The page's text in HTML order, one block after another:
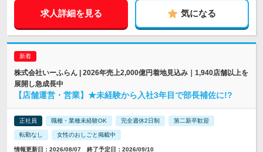
求人詳細を見る 気になる
株式会社いーふらん | 2026年売上2,000億円着地見込み｜1,940店舗以上を
展開し急成長中
【店舗運営・営業】★未経験から入社3年目で部長補佐に!?
正社員 職種・業種未経験OK 完全週休2日制 第二新卒歓迎
転勤なし 女性のおしごと掲載中
情報更新日：2026/08/07 終了予定日：2026/09/10